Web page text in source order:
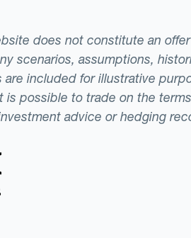
does not constitute an
scenarios, assumptions,
included for illustrative
is possible to trade on the
advice or hedging